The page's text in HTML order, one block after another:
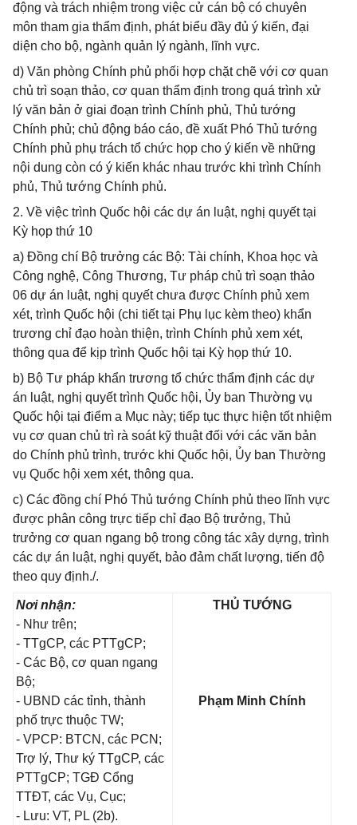
động và trách nhiệm trong việc cử cán bộ có chuyên
môn tham gia thẩm định, phát biểu đầy đủ ý kiến, đại
diện cho bộ, ngành quản lý ngành, lĩnh vực.
d) Văn phòng Chính phủ phối hợp chặt chẽ với cơ quan
chủ trì soạn thảo, cơ quan thẩm định trong quá trình xử
lý văn bản ở giai đoạn trình Chính phủ, Thủ tướng
Chính phủ; chủ động báo cáo, đề xuất Phó Thủ tướng
Chính phủ phụ trách tổ chức họp cho ý kiến về những
nội dung còn có ý kiến khác nhau trước khi trình Chính
phủ, Thủ tướng Chính phủ.
2. Về việc trình Quốc hội các dự án luật, nghị quyết tại
Kỳ họp thứ 10
a) Đồng chí Bộ trưởng các Bộ: Tài chính, Khoa học và
Công nghệ, Công Thương, Tư pháp chủ trì soạn thảo
06 dự án luật, nghị quyết chưa được Chính phủ xem
xét, trình Quốc hội (chi tiết tại Phụ lục kèm theo) khẩn
trương chỉ đạo hoàn thiện, trình Chính phủ xem xét,
thông qua để kịp trình Quốc hội tại Kỳ họp thứ 10.
b) Bộ Tư pháp khẩn trương tổ chức thẩm định các dự
án luật, nghị quyết trình Quốc hội, Ủy ban Thường vụ
Quốc hội tại điểm a Mục này; tiếp tục thực hiện tốt nhiệm
vụ cơ quan chủ trì rà soát kỹ thuật đối với các văn bản
do Chính phủ trình, trước khi Quốc hội, Ủy ban Thường
vụ Quốc hội xem xét, thông qua.
c) Các đồng chí Phó Thủ tướng Chính phủ theo lĩnh vực
được phân công trực tiếp chỉ đạo Bộ trưởng, Thủ
trưởng cơ quan ngang bộ trong công tác xây dựng, trình
các dự án luật, nghị quyết, bảo đảm chất lượng, tiến độ
theo quy định./.
Nơi nhận:
- Như trên;
- TTgCP, các PTTgCP;
- Các Bộ, cơ quan ngang
Bộ;
- UBND các tỉnh, thành
phố trực thuộc TW;
- VPCP: BTCN, các PCN;
Trợ lý, Thư ký TTgCP, các
PTTgCP; TGĐ Cổng
TTĐT, các Vụ, Cục;
- Lưu: VT, PL (2b).
THỦ TƯỚNG
Phạm Minh Chính